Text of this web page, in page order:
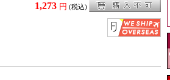
1,273 円 (税込)